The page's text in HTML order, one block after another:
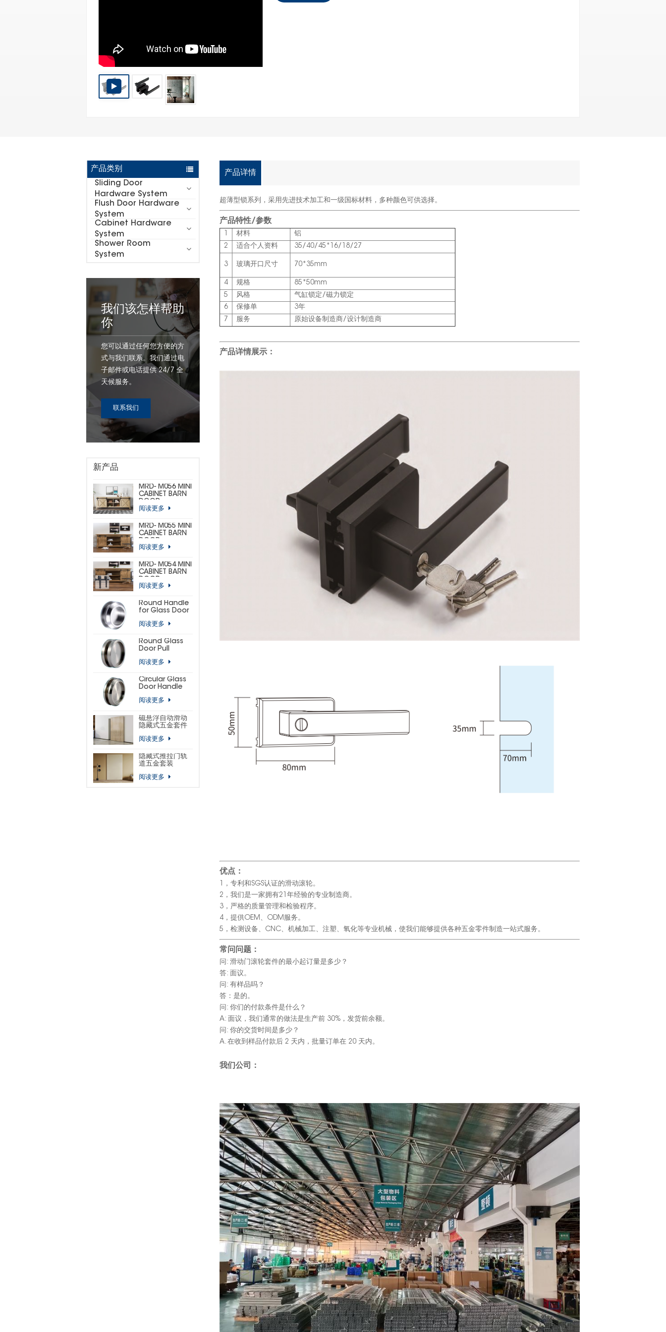
产品类别
Sliding Door
Hardware System
Flush Door Hardware
System
Cabinet Hardware
System
Shower Room
System
我们该怎样帮助
你
您可以通过任何您方便的方
式与我们联系。我们通过电
子邮件或电话提供 24/7 全
天候服务。
联系我们
新产品
MRD- M056 MINI
CABINET BARN
HARDWARE KIT
阅读更多
MRD- M055 MINI
CABINET BARN
HARDWARE KIT
HORSESHOE)
阅读更多
MRD- M054 MINI
CABINET BARN
HARDWARE KIT
HORSESHOE)
阅读更多
Round Handle
for Glass Door
阅读更多
Round Glass
Door Pull
阅读更多
Circular Glass
Door Handle
阅读更多
磁悬浮自动滑动
隐藏式五金套件
阅读更多
隐藏式推拉门轨
道五金套装
阅读更多
产品详情
超薄型锁系列，采用先进技术加工和一级国标材料，多种颜色可供选择。
产品特性/参数
材料
铝
2
适合个人资料 35/40/45*16/18/27
3 玻璃开口尺寸 70*35mm
4 规格
85*50mm
5
风格
气缸锁定/磁力锁定
6
保修单
3年
7
服务 原始设备制造商/设计制造商
产品详情展示：
优点：
1，专利和SGS认证的滑动滚轮。
2，我们是一家拥有21年经验的专业制造商。
3，严格的质量管理和检验程序。
4，提供OEM、ODM服务。
5，检测设备、CNC、机械加工、注塑、氧化等专业机械，使我们能够提供各种五金零件制造一站式服务。
常问问题：
问: 滑动门滚轮套件的最小起订量是多少？
答: 面议。
问: 有样品吗？
答：是的。
问: 你们的付款条件是什么？
A: 面议，我们通常的做法是生产前 30%，发货前余额。
问: 你的交货时间是多少？
A. 在收到样品付款后 2 天内，批量订单在 20 天内。
我们公司：